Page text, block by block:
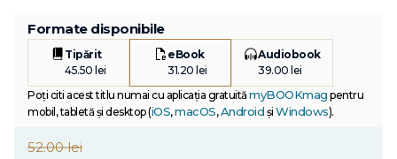
Formate disponibile
Tipărit
45.50 lei
eBook
31.20 lei
Audiobook
39.00 lei
Poți citi acest titlu numai cu aplicația gratuitămyBOOKmag pentru
mobil, tabletă și desktop (iOS,macOS,Android și Windows).
52.00 lei